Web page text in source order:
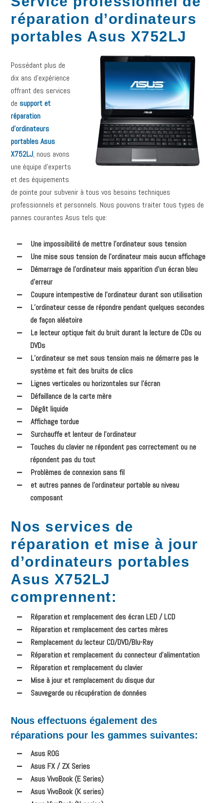
réparation d’ordinateurs
portables Asus X752LJ
Possédant plus de
dix ans d’expérience
offrant des services
de support et
réparation
d’ordinateurs
portables Asus
X752LJ, nous avons
une équipe d’experts
et des équipements
de pointe pour subvenir à tous vos besoins techniques
professionnels et personnels. Nous pouvons traiter tous types de
pannes courantes Asus tels que:
Une impossibilité de mettre l’ordinateur sous tension
Une mise sous tension de l’ordinateur mais aucun affichage
Démarrage de l’ordinateur mais apparition d’un écran bleu
d’erreur
Coupure intempestive de l’ordinateur durant son utilisation
L’ordinateur cesse de répondre pendant quelques secondes
de façon aléatoire
Le lecteur optique fait du bruit durant la lecture de CDs ou
DVDs
L’ordinateur se met sous tension mais ne démarre pas le
système et fait des bruits de clics
Lignes verticales ou horizontales sur l’écran
Défaillance de la carte mère
Dégât liquide
Affichage tordue
Surchauffe et lenteur de l’ordinateur
Touches du clavier ne répondent pas correctement ou ne
répondent pas du tout
Problèmes de connexion sans fil
et autres pannes de l’ordinateur portable au niveau
composant
Nos services de
réparation et mise à jour
d’ordinateurs portables
Asus X752LJ
comprennent:
Réparation et remplacement des écran LED / LCD
Réparation et remplacement des cartes mères
Remplacement du lecteur CD/DVD/Blu-Ray
Réparation et remplacement du connecteur d’alimentation
Réparation et remplacement du clavier
Mise à jour et remplacement du disque dur
Sauvegarde ou récupération de données
Nous effectuons également des
réparations pour les gammes suivantes:
Asus ROG
Asus FX / ZX Series
Asus VivoBook (E Series)
Asus VivoBook (K series)